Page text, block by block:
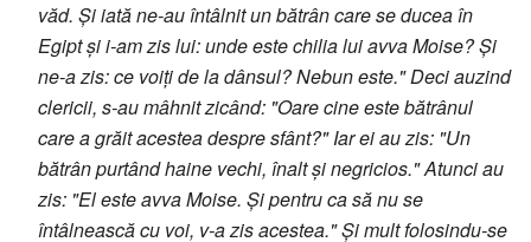
văd. Și iată ne-au întâlnit un bătrân care se ducea în
Egipt și i-am zis lui: unde este chilia lui avva Moise? Și
ne-a zis: ce voiți de la dânsul? Nebun este." Deci auzind
clericii, s-au mâhnit zicând: "Oare cine este bătrânul
care a grăit acestea despre sfânt?" Iar ei au zis: "Un
bătrân purtând haine vechi, înalt și negricios." Atunci au
zis: "El este avva Moise. Și pentru ca să nu se
întâlnească cu voi, v-a zis acestea." Și mult folosindu-se